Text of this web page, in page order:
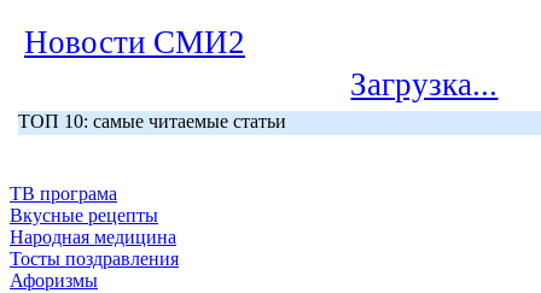
Новости СМИ2
Загрузка...
ТОП 10: самые читаемые статьи
ТВ програма
Вкусные рецепты
Народная медицина
Тосты поздравления
Афоризмы